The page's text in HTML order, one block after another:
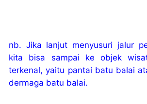
nb. Jika lanjut menyusuri jalur
kita bisa sampai ke objek
terkenal, yaitu pantai batu balai
dermaga batu balai.